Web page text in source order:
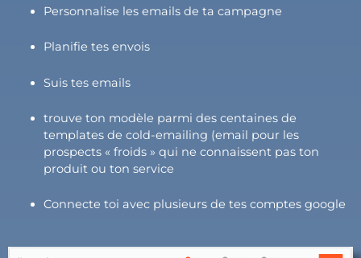
Personnalise les emails de ta campagne
Planifie tes envois
Suis tes emails
trouve ton modèle parmi des centaines de
templates de cold-emailing (email pour les
prospects « froids » qui ne connaissent pas ton
produit ou ton service
Connecte toi avec plusieurs de tes comptes google